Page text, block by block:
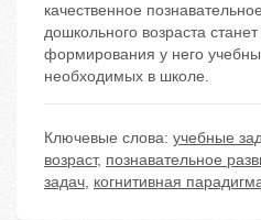
качественное
дошкольного возраста
формирования у него
необходимых в школе.
Ключевые слова: учебные
возраст, познавательное
задач, когнитивная